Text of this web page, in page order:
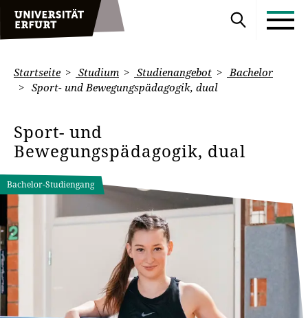
Startseite Studium Studienangebot
Bachelor
Sport- und Bewegungspädagogik, dual
Sport- und
Bewegungspädagogik, dual
Bachelor-Studiengang